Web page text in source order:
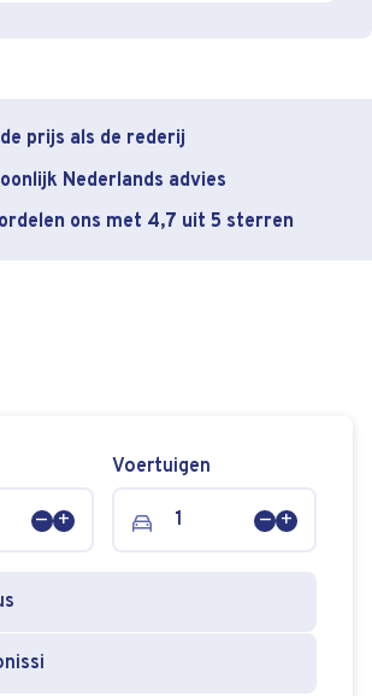
prijs als de rederij
Nederlands advies
ons met 4,7 uit 5 sterren
Voertuigen